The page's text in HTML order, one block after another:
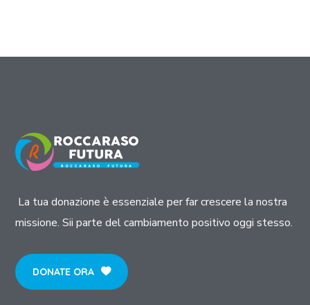
La tua donazione è essenziale per far crescere la nostra
missione. Sii parte del cambiamento positivo oggi stesso.
DONATE ORA